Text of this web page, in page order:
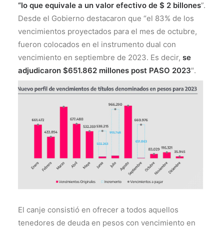
“lo que equivale a un valor efectivo de $ 2 billones”.
Desde el Gobierno destacaron que “el 83% de los
vencimientos proyectados para el mes de octubre,
fueron colocados en el instrumento dual con
vencimiento en septiembre de 2023. Es decir, se
adjudicaron $651.862 millones post PASO 2023″.
El canje consistió en ofrecer a todos aquellos
tenedores de deuda en pesos con vencimiento en